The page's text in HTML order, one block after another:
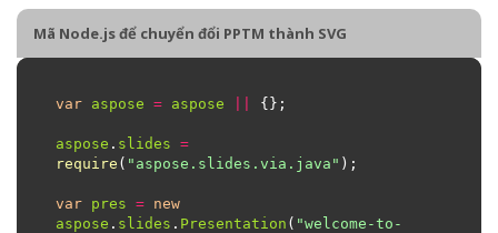
Mã Node.js để chuyển đổi PPTM thành SVG
var aspose = aspose
aspose . slides =
require ( "aspose.slides.via.java"
var pres = new
aspose . slides . Presentation ( "welcome-to-